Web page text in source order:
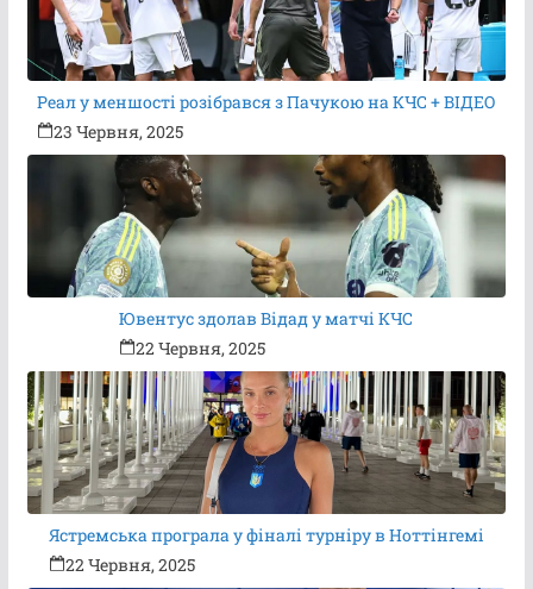
Реал у меншості розібрався з Пачукою на КЧС + ВІДЕО
23 Червня, 2025
Ювентус здолав Відад у матчі КЧС
22 Червня, 2025
Ястремська програла у фіналі турніру в Ноттінгемі
22 Червня, 2025